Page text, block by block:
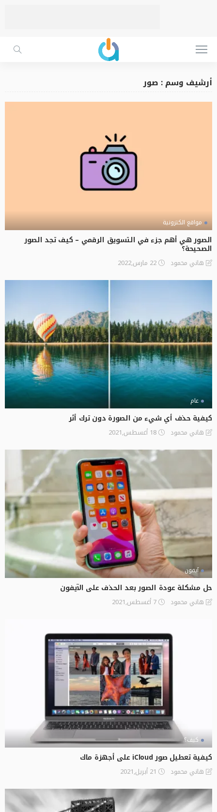
أرشيف وسم : صور
مواقع الكترونية
الصور هي أهم جزء في التسويق الرقمي – كيف تجد الصور
الصحيحة؟
هاني محمود 22 مارس,2022
عام
كيفية حذف أي شيء من الصورة دون ترك أثر
هاني محمود 18 أغسطس,2021
آيفون
حل مشكلة عودة الصور بعد الحذف على الآيفون
هاني محمود 7 أغسطس,2021
كيف؟
كيفية تعطيل صور iCloud على أجهزة ماك
هاني محمود 21 أبريل,2021